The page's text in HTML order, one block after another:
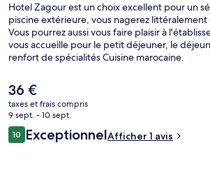
Hotel Zagour est un choix excellent pour un
piscine extérieure, vous nagerez littéralement
Vous pourrez aussi vous faire plaisir à
vous accueille pour le petit déjeuner, le
renfort de spécialités Cuisine marocaine.
Le
prix
actuel
est
de
36 €
taxes et frais compris
9 sept. - 10 sept.
Avis
voyageurs
1010 sur 10
ExceptionnelAfficher 1 avis